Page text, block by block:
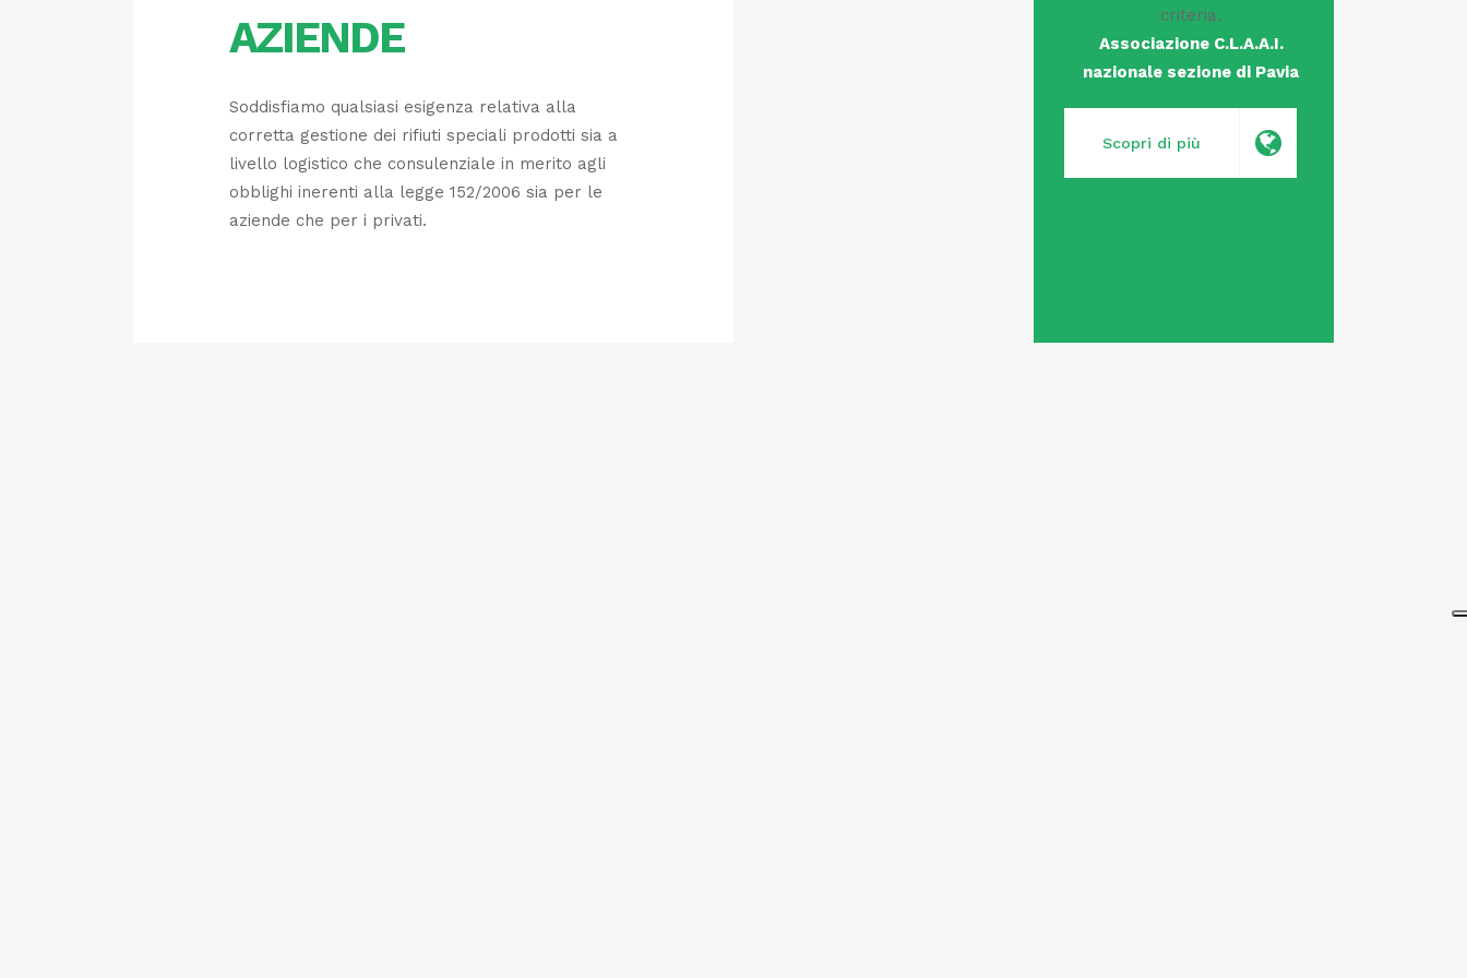
AZIENDE
Soddisfiamo qualsiasi esigenza relativa alla
corretta gestione dei rifiuti speciali prodotti sia a
livello logistico che consulenziale in merito agli
obblighi inerenti alla legge 152/2006 sia per le
aziende che per i privati.
criteria.
Associazione C.L.A.A.I.
nazionale sezione di Pavia
Scopri di più